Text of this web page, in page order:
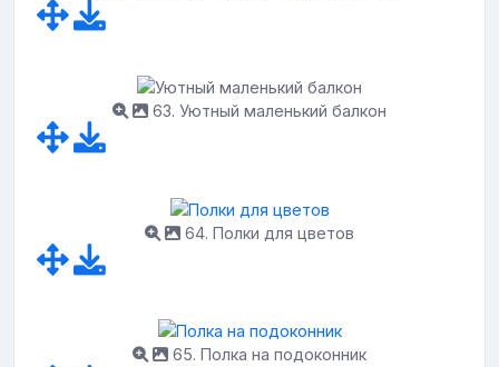
63. Уютный маленький балкон
64. Полки для цветов
65. Полка на подоконник